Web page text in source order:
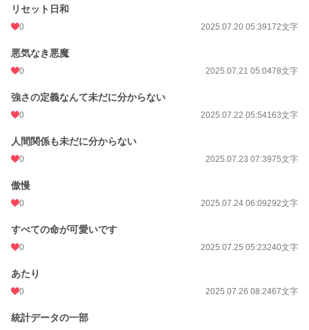
リセット日和
0 2025.07.20 05:39172文字
悪気なき悪魔
0 2025.07.21 05:0478文字
強さの定義なんて未だに分からない
0 2025.07.22 05:54163文字
人間関係も未だに分からない
0 2025.07.23 07:3975文字
傲慢
0 2025.07.24 06:09292文字
すべての命が可愛いです
0 2025.07.25 05:23240文字
あたり
0 2025.07.26 08:2467文字
統計データの一部